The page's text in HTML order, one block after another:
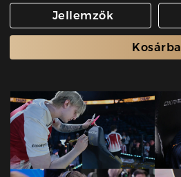
Jellemzők
Kosárba